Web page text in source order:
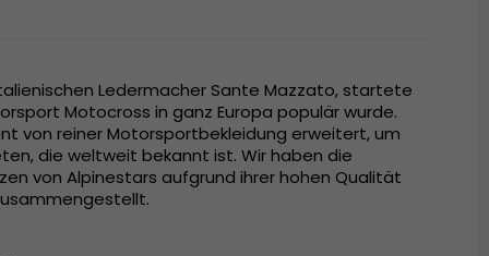
Ledermacher Sante Mazzato, startete
Motocross in ganz Europa populär wurde.
von reiner Motorsportbekleidung erweitert, um
die weltweit bekannt ist. Wir haben die
von Alpinestars aufgrund ihrer hohen Qualität